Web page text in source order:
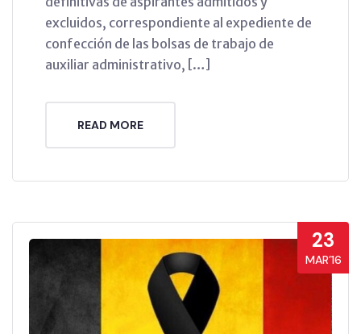
excluidos, correspondiente al expediente de
confección de las bolsas de trabajo de
auxiliar administrativo, […]
READ MORE
23
MAR’16